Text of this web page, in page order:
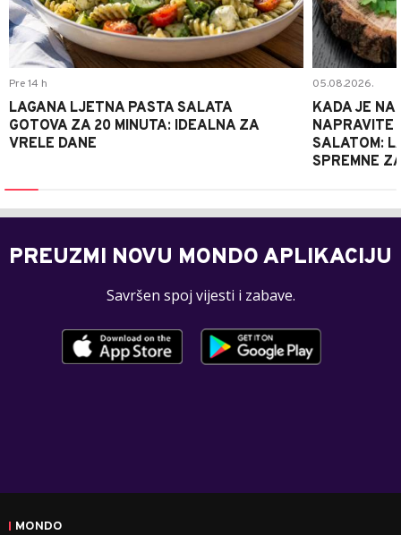
Pre 14 h
LAGANA LJETNA PASTA SALATA
GOTOVA ZA 20 MINUTA: IDEALNA ZA
VRELE DANE
05.08.2026.
KADA JE
NAPRAVITE
SALATOM:
SPREMNE
PREUZMI NOVU MONDO APLIKACIJU
Savršen spoj vijesti i zabave.
MONDO